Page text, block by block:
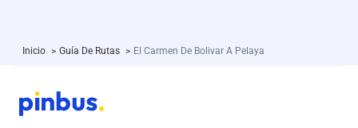
Inicio > Guía De Rutas > El Carmen De Bolivar A Pelaya